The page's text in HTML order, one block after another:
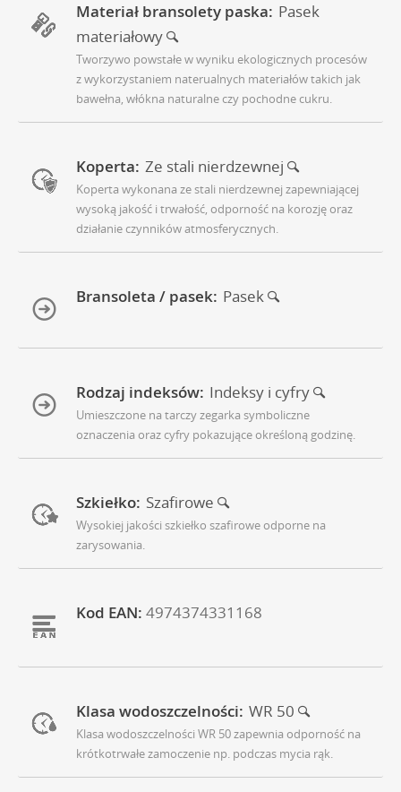
Materiał bransolety paska: Pasek
materiałowy
Tworzywo powstałe w wyniku ekologicznych procesów
z wykorzystaniem naterualnych materiałów takich jak
bawełna, włókna naturalne czy pochodne cukru.
Koperta: Ze stali nierdzewnej
Koperta wykonana ze stali nierdzewnej zapewniającej
wysoką jakość i trwałość, odporność na korozję oraz
działanie czynników atmosferycznych.
Bransoleta / pasek: Pasek
Rodzaj indeksów: Indeksy i cyfry
Umieszczone na tarczy zegarka symboliczne
oznaczenia oraz cyfry pokazujące określoną godzinę.
Szkiełko: Szafirowe
Wysokiej jakości szkiełko szafirowe odporne na
zarysowania.
Kod EAN: 4974374331168
Klasa wodoszczelności: WR 50
Klasa wodoszczelności WR 50 zapewnia odporność na
krótkotrwałe zamoczenie np. podczas mycia rąk.